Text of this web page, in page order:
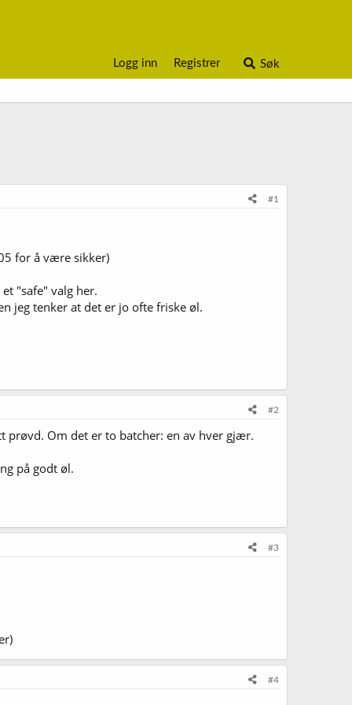
Logg inn Registrer Søk
#1
for å være sikker)
"safe" valg her.
jeg tenker at det er jo ofte friske øl.
#2
prøvd. Om det er to batcher: en av hver gjær.
på godt øl.
#3
#4